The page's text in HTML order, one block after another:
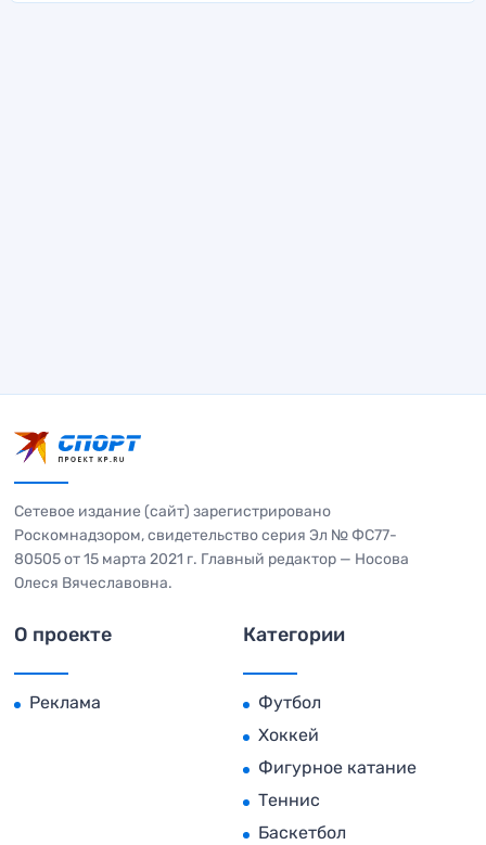
Сетевое издание (сайт) зарегистрировано
Роскомнадзором, свидетельство серия Эл № ФС77-
80505 от 15 марта 2021 г. Главный редактор — Носова
Олеся Вячеславовна.
О проекте
Реклама
Категории
Футбол
Хоккей
Фигурное катание
Теннис
Баскетбол